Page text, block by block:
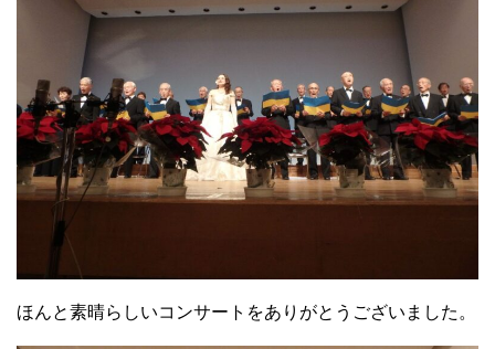
ほんと素晴らしいコンサートをありがとうございました。